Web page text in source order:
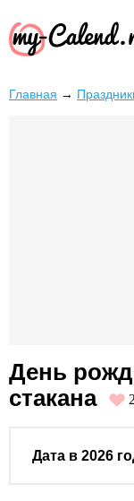
Главная →
День
стакана
Дата в 2026